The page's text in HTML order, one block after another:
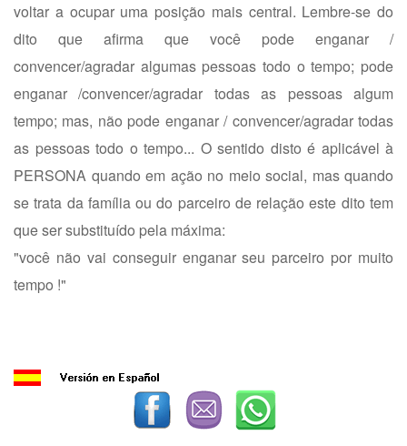
voltar a ocupar uma posição mais central. Lembre-se do
dito que afirma que você pode enganar /
convencer/agradar algumas pessoas todo o tempo; pode
enganar /convencer/agradar todas as pessoas algum
tempo; mas, não pode enganar / convencer/agradar todas
as pessoas todo o tempo... O sentido disto é aplicável à
PERSONA quando em ação no meio social, mas quando
se trata da família ou do parceiro de relação este dito tem
que ser substituído pela máxima:
"você não vai conseguir enganar seu parceiro por muito
tempo !"